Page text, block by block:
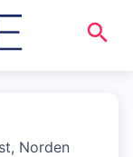
Norden